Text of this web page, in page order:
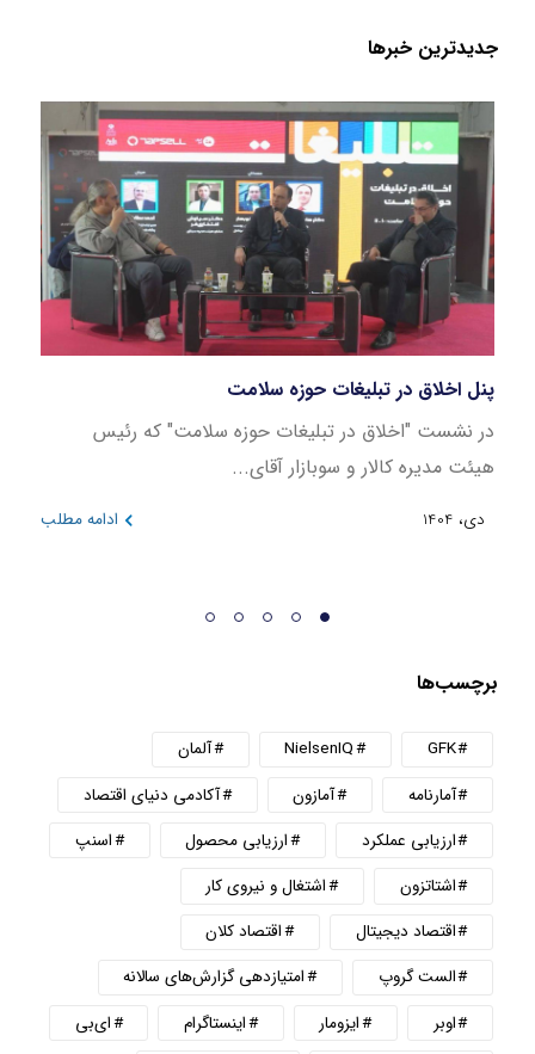
جدید‌ترین خبر‌ها
پنل اخلاق در تبلیغات حوزه سلامت
در نشست "اخلاق در تبلیغات حوزه سلامت" که رئیس
هیئت مدیره کالار و سوبازار آقای...
دی، 1404 ادامه مطلب
برچسب‌ها
GFK
NielsenIQ
آلمان
آمارنامه
آمازون
آکادمی دنیای اقتصاد
ارزیابی عملکرد
ارزیابی محصول
اسنپ
اشتاتزون
اشتغال و نیروی کار
اقتصاد دیجیتال
اقتصاد کلان
الست گروپ
امتیازدهی گزارش‌های سالانه
اوبر
ایزومار اینستاگرام
ای‌بی